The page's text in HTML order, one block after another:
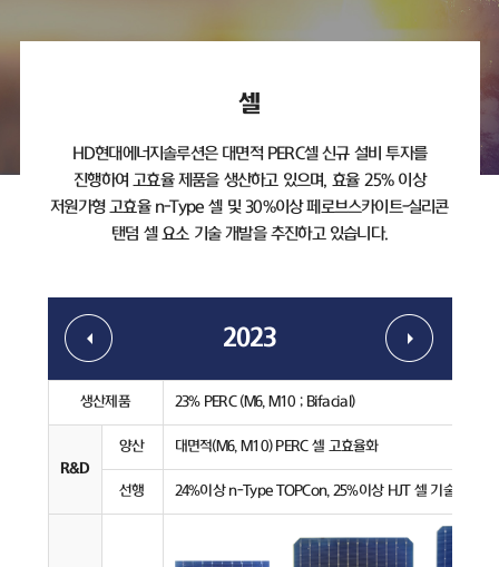
셀
HD현대에너지솔루션은 대면적 PERC셀 신규 설비 투자를
진행하여 고효율 제품을 생산하고 있으며, 효율 25% 이상
저원가형 고효율 n-Type 셀 및 30%이상 페로브스카이트-실리콘
탠덤 셀 요소 기술 개발을 추진하고 있습니다.
2023
생산제품 23% PERC (M6, M10 ; Bifacial)
R&D
양산 대면적(M6, M10) PERC 셀 고효율화
선행 24%이상 n-Type TOPCon, 25%이상 HJT 셀 기술 개발